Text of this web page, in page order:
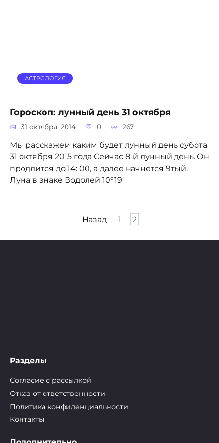
АСТРОЛОГИЯ
Гороскоп: лунный день 31 октября
31 октября, 2014 0 267
Мы расскажем каким будет лунный день субота
31 октября 2015 года Сейчас 8-й лунный день. Он
продлится до 14: 00, а далее начнется 9тый.
Луна в знаке Водолей 10°19′
Назад 1 2
Разделы
Согласие с рассылкой
Отказ от ответственности
Политика конфиденциальности
Контакты